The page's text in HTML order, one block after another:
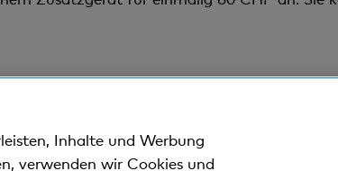
Inhalte und Werbung
verwenden wir Cookies und